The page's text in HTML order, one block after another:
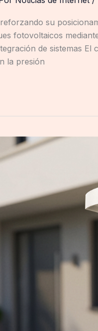
su
fotovoltaicos
de sistemas
la presión